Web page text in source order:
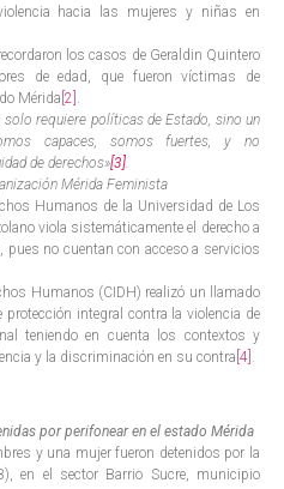
hacia las mujeres y niñas en
los casos de Geraldin Quintero
de edad, que fueron víctimas de
Mérida [2] .
solo requiere políticas de Estado, sino un
capaces, somos fuertes, y no
de derechos»[3].
Mérida Feminista
Humanos de la Universidad de Los
viola sistemáticamente el derecho a
pues no cuentan con acceso a servicios
Humanos (CIDH) realizó un llamado
integral contra la violencia de
teniendo en cuenta los contextos y
y la discriminación en su contra [4] .
por perifonear en el estado Mérida
y una mujer fueron detenidos por la
en el sector Barrio Sucre, municipio